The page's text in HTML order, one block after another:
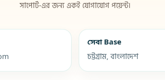
সাপোর্ট-এর জন্য একই যোগাযোগ পয়েন্ট।
সেবা Base
চট্টগ্রাম, বাংলাদেশ